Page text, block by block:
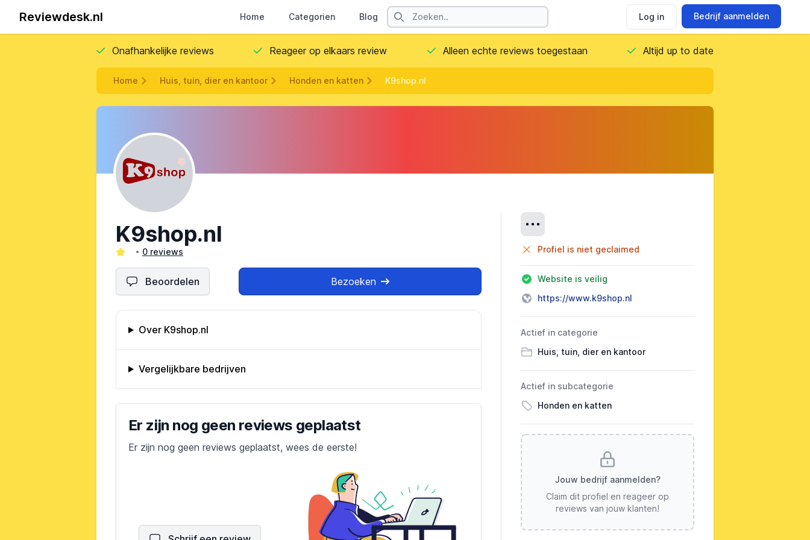
Reviewdesk.nl Home Categorien Blog Contact
Search
Log in Bedrijf aanmelden
Onafhankelijke reviews Reageer op elkaars review Alleen echte reviews toegestaan Altijd up to date
Home Huis, tuin, dier en kantoor Honden en katten K9shop.nl
K9shop.nl
0 reviews
Beoordelen Bezoeken
Omschrijving bedrijf
Over K9shop.nl
Vergelijkbare bedrijven
Bedrijfs reviews
Er zijn nog geen reviews geplaatst
Er zijn nog geen reviews geplaatst, wees de eerste!
Profiel is niet geclaimed
Website is veilig
https://www.k9shop.nl
Actief in categorie
Huis, tuin, dier en kantoor
Actief in subcategorie
Honden en katten
Jouw bedrijf aanmelden?
Claim dit profiel en reageer op
reviews van jouw klanten!